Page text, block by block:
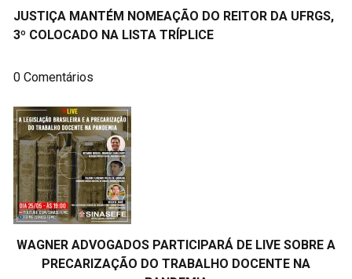
JUSTIÇA MANTÉM NOMEAÇÃO DO REITOR DA UFRGS,
3º COLOCADO NA LISTA TRÍPLICE
0 Comentários
WAGNER ADVOGADOS PARTICIPARÁ DE LIVE SOBRE A
PRECARIZAÇÃO DO TRABALHO DOCENTE NA